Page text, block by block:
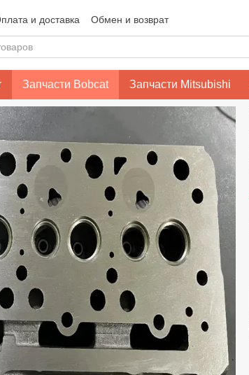
и доставка
Обмен и возврат
информация
Блог
конфиденциальности
Запчасти Bobcat Запчасти Mitsubishi